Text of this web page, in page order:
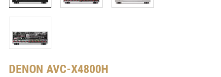
DENON AVC-X4800H